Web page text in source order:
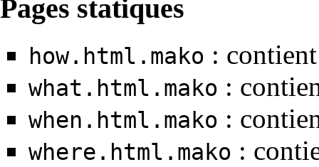
Pages statiques
how.html.mako :
what.html.mako :
when.html.mako :
where.html.mako :